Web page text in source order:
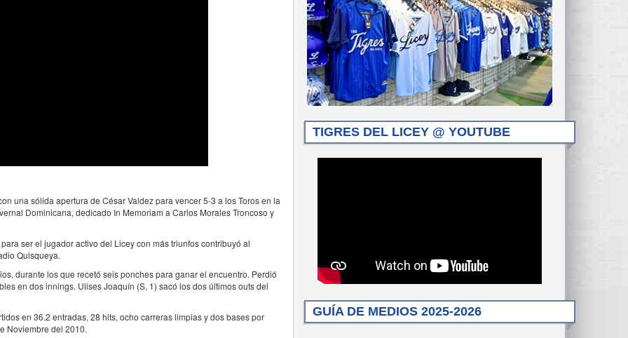
una sólida apertura de César Valdez para vencer 5-3 a los Toros en la
Dominicana, dedicado In Memoriam a Carlos Morales Troncoso y
ser el jugador activo del Licey con más triunfos contribuyó al
Quisqueya.
durante los que recetó seis ponches para ganar el encuentro. Perdió
en dos innings. Ulises Joaquín (S, 1) sacó los dos últimos outs del
en 36.2 entradas, 28 hits, ocho carreras limpias y dos bases por
Noviembre del 2010.
TIGRES DEL LICEY @ YOUTUBE
GUÍA DE MEDIOS 2025-2026